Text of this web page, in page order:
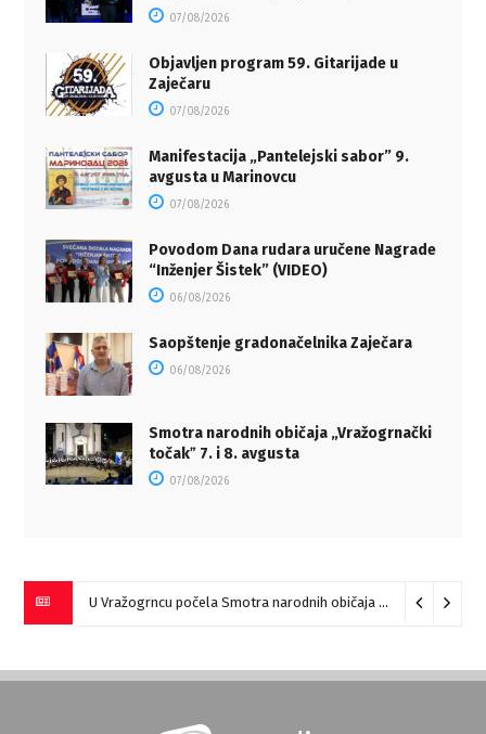
07/08/2026
Objavljen program 59. Gitarijade u
Zaječaru
07/08/2026
Manifestacija „Pantelejski sabor” 9.
avgusta u Marinovcu
07/08/2026
Povodom Dana rudara uručene Nagrade
“Inženjer Šistek” (VIDEO)
06/08/2026
Saopštenje gradonačelnika Zaječara
06/08/2026
Smotra narodnih običaja „Vražogrnački
točakˮ 7. i 8. avgusta
07/08/2026
U Vražogrncu počela Smotra narodnih običaja „Vražogrnački točak“